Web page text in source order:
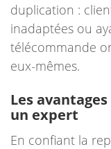
duplication :
inadaptées ou
télécommande
eux-mêmes.
Les
un expert
En confiant la